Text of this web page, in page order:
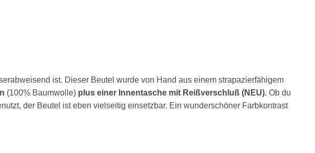
ist. Dieser Beutel wurde von Hand aus einem strapazierfähigem
(100% Baumwolle) plus einer Innentasche mit Reißverschluß (NEU). Ob du
der Beutel ist eben vielseitig einsetzbar. Ein wunderschöner Farbkontrast